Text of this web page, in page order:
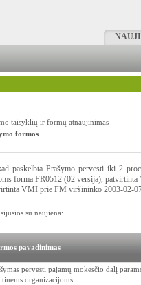
taisyklių ir formų atnaujinimas
formos
paskelbta Prašymo pervesti iki 2
forma FR0512 (02 versija),
VMI prie FM viršininko 2003-02-
su naujiena:
pavadinimas
pervesti pajamų mokesčio dalį
organizacijoms